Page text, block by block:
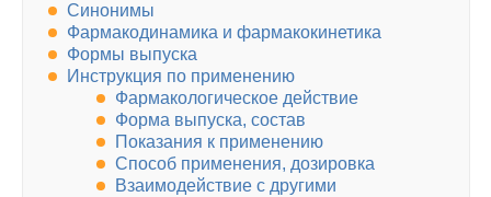
Синонимы
Фармакодинамика и фармакокинетика
Формы выпуска
Инструкция по применению
Фармакологическое действие
Форма выпуска, состав
Показания к применению
Способ применения, дозировка
Взаимодействие с другими